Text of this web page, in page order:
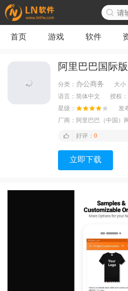
首页 游戏 软件
阿里巴巴国际
分类： 办公商务 大小
语言： 简体中文 授权：
星级：
发
厂商： 阿里巴巴（中国）
好评： 0
立即下载